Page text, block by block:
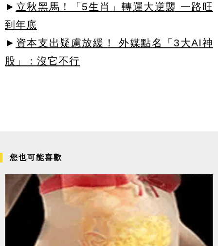
► 立秋黑馬！「5生肖」轉運大逆襲 一路旺
到年底
► 資本支出疑慮放緩！ 外媒點名「3大AI神
股」：沒它不行
您也可能喜歡